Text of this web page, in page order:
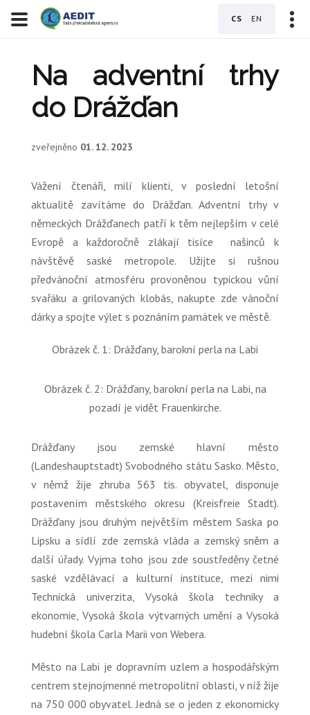
CS EN
Na adventní trhy
do Drážďan
zveřejněno 01. 12. 2023
Vážení čtenáři, milí klienti, v poslední letošní
aktualitě zavítáme do Drážďan. Adventní trhy v
německých Drážďanech patří k těm nejlepším v celé
Evropě a každoročně zlákají tisíce našinců k
návštěvě saské metropole. Užijte si rušnou
předvánoční atmosféru provoněnou typickou vůní
svařáku a grilovaných klobás, nakupte zde vánoční
dárky a spojte výlet s poznáním památek ve městě.
Obrázek č. 1: Drážďany, barokní perla na Labi
Obrázek č. 2: Drážďany, barokní perla na Labi, na
pozadí je vidět Frauenkirche.
Drážďany jsou zemské hlavní město
(Landeshauptstadt) Svobodného státu Sasko. Město,
v němž žije zhruba 563 tis. obyvatel, disponuje
postavením městského okresu (Kreisfreie Stadt).
Drážďany jsou druhým největším městem Saska po
Lipsku a sídlí zde zemská vláda a zemský sněm a
další úřady. Vyjma toho jsou zde soustředěny četné
saské vzdělávací a kulturní instituce, mezi nimi
Technická univerzita, Vysoká škola techniky a
ekonomie, Vysoká škola výtvarných umění a Vysoká
hudební škola Carla Marii von Webera.
Město na Labi je dopravním uzlem a hospodářským
centrem stejnojmenné metropolitní oblasti, v níž žije
na 750 000 obyvatel. Jedná se o jeden z ekonomicky